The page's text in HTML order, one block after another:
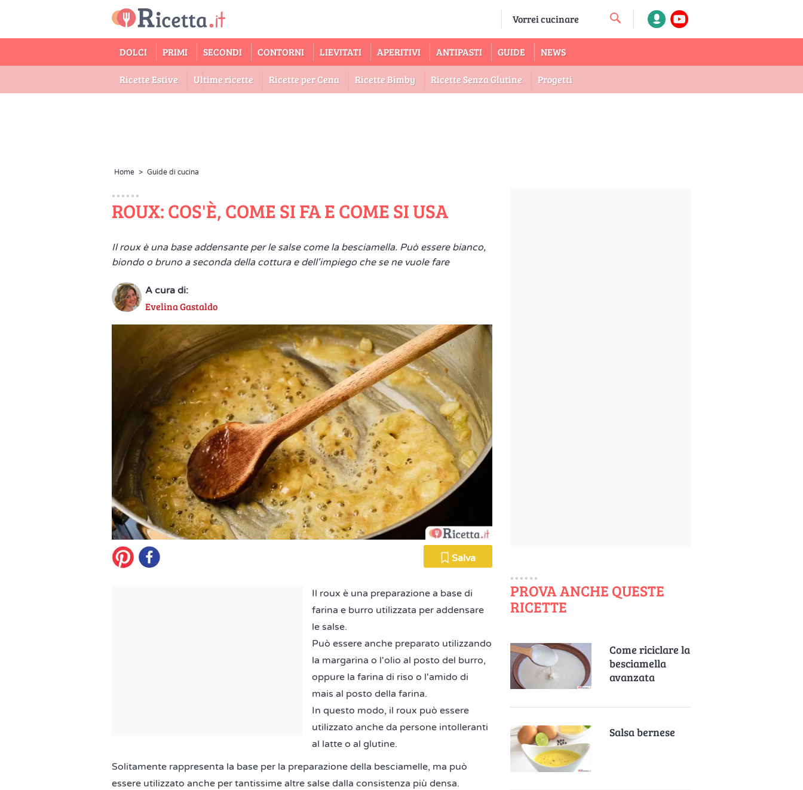
DOLCI PRIMI SECONDI CONTORNI LIEVITATI APERITIVI ANTIPASTI GUIDE NEWS
Ricette Estive Ultime ricette Ricette per Cena Ricette Bimby Ricette Senza Glutine Progetti
Home > Guide di cucina
ROUX: COS'È, COME SI FA E COME SI USA
Il roux è una base addensante per le salse come la besciamella. Può essere bianco,
biondo o bruno a seconda della cottura e dell'impiego che se ne vuole fare
A cura di:
Evelina Gastaldo
Salva
Il roux è una preparazione a base di
farina e burro utilizzata per addensare
le salse.
Può essere anche preparato utilizzando
la margarina o l'olio al posto del burro,
oppure la farina di riso o l'amido di
mais al posto della farina.
In questo modo, il roux può essere
utilizzato anche da persone intolleranti
al latte o al glutine.
Solitamente rappresenta la base per la preparazione della besciamelle, ma può
essere utilizzato anche per tantissime altre salse dalla consistenza più densa.
PROVA ANCHE QUESTE
RICETTE
Come riciclare la
besciamella
avanzata
Salsa bernese